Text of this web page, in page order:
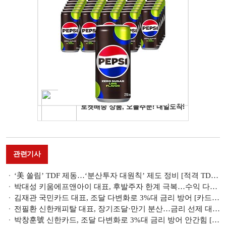
관련기사
‘美 쏠림’ TDF 제동…‘분산투자 대원칙’ 제도 정비 [적격 TDF 중간점검 (중)]
박대성 키움에프앤아이 대표, 후발주자 한계 극복…수익 다변화 추진 [2026 NPL 돋보기 ②]
김재관 국민카드 대표, 조달 다변화로 3%대 금리 방어 [카드 조달 돋보기 (3)]
전필환 신한캐피탈 대표, 장기조달·만기 분산…금리 선제 대응 [캐피탈 조달 돋보기 (4)]
박창훈號 신한카드, 조달 다변화로 3%대 금리 방어 안간힘 [카드 조달 돋보기 (2)]